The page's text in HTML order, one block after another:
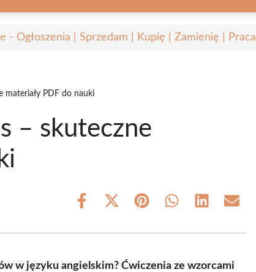
- Ogłoszenia | Sprzedam | Kupię | Zamienię | Praca
materiały PDF do nauki
– skuteczne
Share
Share
(Twitter)
Share Share Share Share
w języku angielskim? Ćwiczenia ze wzorcami